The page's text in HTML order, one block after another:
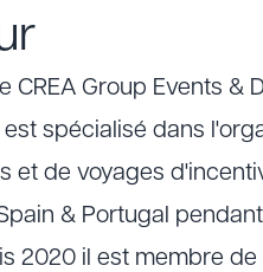
Group Events &
spécialisé dans
et de voyages
& Portugal
2020 il est membre de